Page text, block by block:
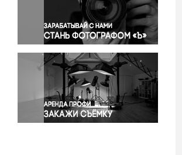
Правосудие
Происшествия и конфликты
Религия
Светская жизнь
Спорт
Экология
Экономика и бизнес